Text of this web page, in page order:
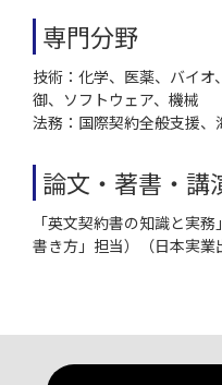
専門分野
技術：化学、医薬、バイオ
御、ソフトウェア、機械
法務：国際契約全般支援
論文・著書・講
「英文契約書の知識と実
書き方」担当）（日本実業